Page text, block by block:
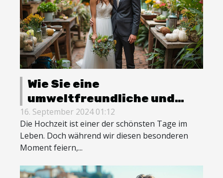
Wie Sie eine
umweltfreundliche und
stilvolle Hochzeit planen
können
16. September 2024 01:12
Die Hochzeit ist einer der schönsten Tage im
Leben. Doch während wir diesen besonderen
Moment feiern,...